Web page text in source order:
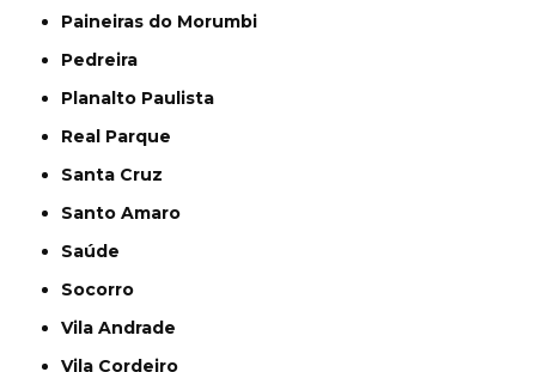
Paineiras do Morumbi
Pedreira
Planalto Paulista
Real Parque
Santa Cruz
Santo Amaro
Saúde
Socorro
Vila Andrade
Vila Cordeiro